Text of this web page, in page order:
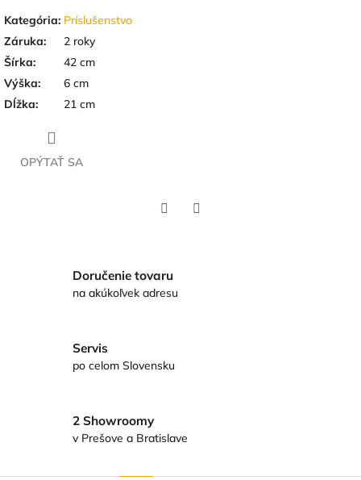
Kategória: Príslušenstvo
Záruka:
2 roky
Šírka:
42 cm
Výška:
6 cm
Dĺžka: 21 cm
OPÝTAŤ SA
Doručenie tovaru
na akúkoľvek adresu
Servis
po celom Slovensku
2 Showroomy
v Prešove a Bratislave